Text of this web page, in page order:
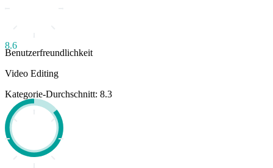
8.6
Benutzerfreundlichkeit
Video Editing
Kategorie-Durchschnitt: 8.3